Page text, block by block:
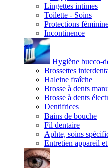
Lingettes intimes
Toilette - Soins
Protections
Incontinence
Hygiène bucco-
Brossettes
Haleine fraîche
Brosse à dents
Brosse à dents
Dentifrices
Bains de bouche
Fil dentaire
Aphte, soins
Entretien appareil